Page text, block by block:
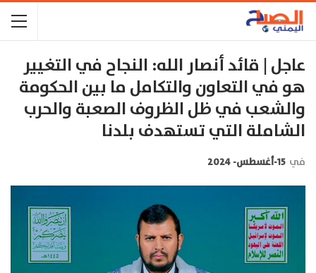
عاجل | قائد أنصار الله: النجاح في التغيير
هو في التعاون والتكامل ما بين الحكومة
والشعب في ظل الظروف الصعبة والحرب
الشاملة التي تستهدف بلدنا
في 15-أغسطس- 2024